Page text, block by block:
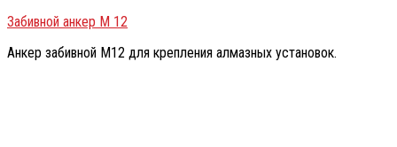
Забивной анкер М 12
Анкер забивной М12 для крепления алмазных установок.